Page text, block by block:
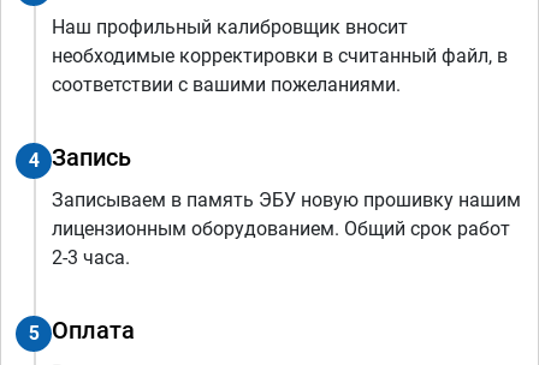
Наш профильный калибровщик вносит
необходимые корректировки в считанный файл, в
соответствии с вашими пожеланиями.
4 Запись
Записываем в память ЭБУ новую прошивку нашим
лицензионным оборудованием. Общий срок работ
2-3 часа.
5 Оплата